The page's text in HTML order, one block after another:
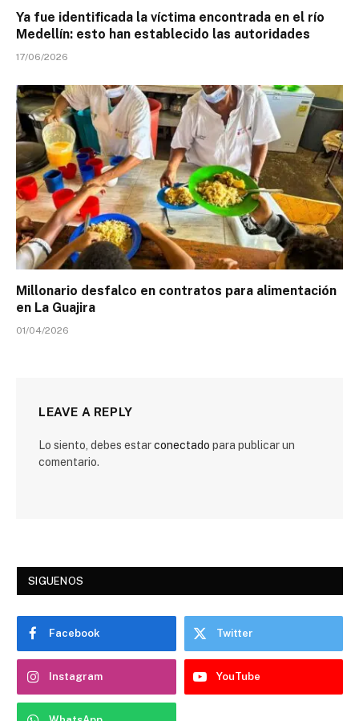
Ya fue identificada la víctima encontrada en el río
Medellín: esto han establecido las autoridades
17/06/2026
Millonario desfalco en contratos para alimentación
en La Guajira
01/04/2026
LEAVE A REPLY
Lo siento, debes estarconectado para publicar un
comentario.
SIGUENOS
Facebook Twitter
Instagram YouTube